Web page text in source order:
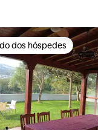
dos hóspedes
dos hóspedes